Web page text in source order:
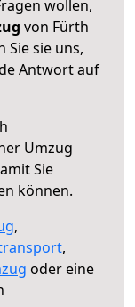
wollen,
von Fürth
Sie sie uns,
Antwort auf
Umzug
Sie
können.
,
,
oder eine